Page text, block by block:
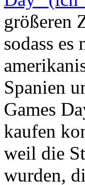
größeren
sodass
Spanien
Games
kaufen
weil die
wurden,